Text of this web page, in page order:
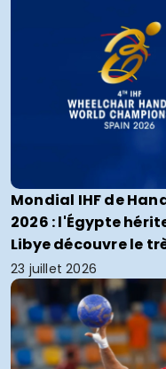
Mondial IHF de
2026 : l'Égypte
Libye découvre le
23 juillet 2026